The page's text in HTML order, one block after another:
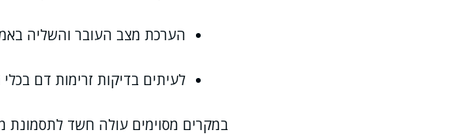
הערכת מצב העובר והשליה
לעיתים בדיקות זרימות דם